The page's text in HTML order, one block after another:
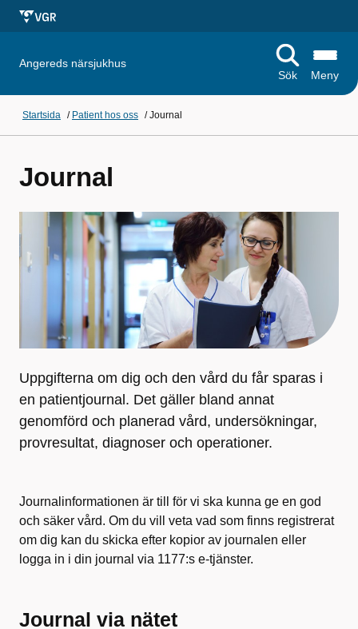
Angereds närsjukhus
Sök
Meny
Startsida / Patient hos oss /Journal
Journal
Uppgifterna om dig och den vård du får sparas i
en patientjournal. Det gäller bland annat
genomförd och planerad vård, undersökningar,
provresultat, diagnoser och operationer.
Journalinformationen är till för vi ska kunna ge en god
och säker vård. Om du vill veta vad som finns registrerat
om dig kan du skicka efter kopior av journalen eller
logga in i din journal via 1177:s e-tjänster.
Journal via nätet